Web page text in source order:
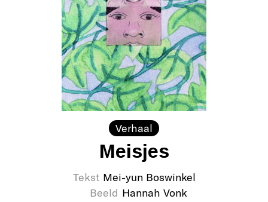
Verhaal
Meisjes
Tekst Mei-yun Boswinkel
Beeld Hannah Vonk